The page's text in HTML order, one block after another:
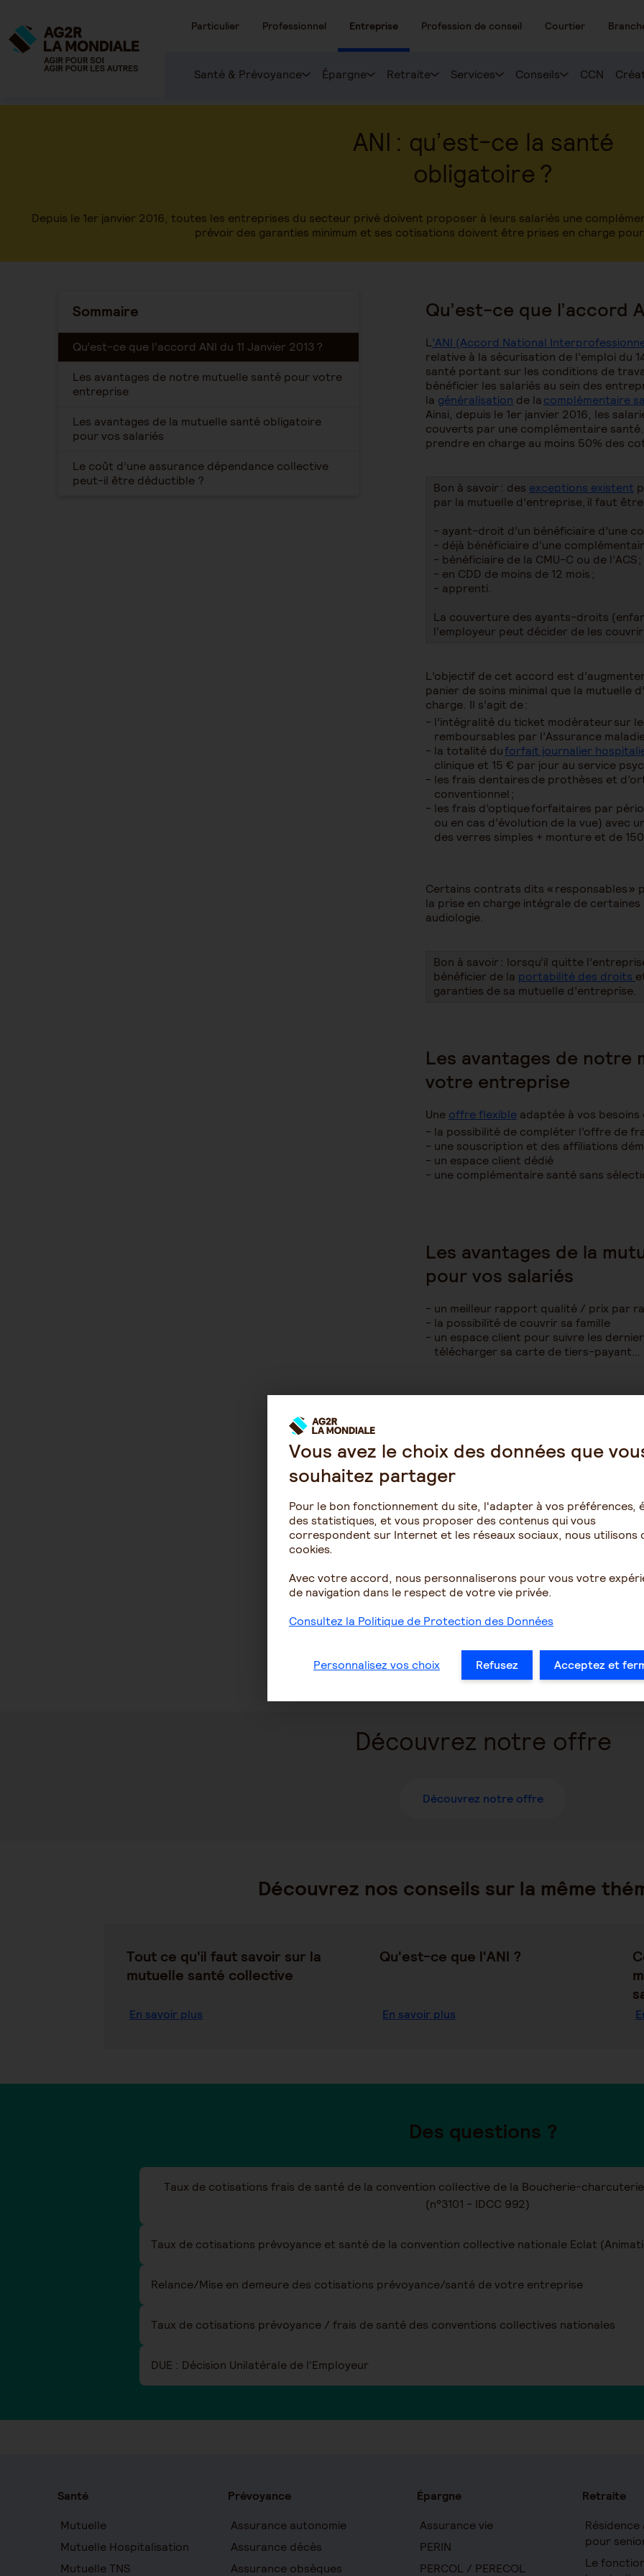
Particulier Professionnel Entreprise Profession de conseil Courtier
Santé & Prévoyance Épargne Retraite Services Conseils CCN
ANI : qu’est-ce la santé
obligatoire ?
Depuis le 1er janvier 2016, toutes les entreprises du secteur privé doivent proposer à leurs salariés une
prévoir des garanties minimum et ses cotisations doivent être prises en charge
Sommaire
Qu’est-ce que l’accord ANI du 11 Janvier 2013 ?
Les avantages de notre mutuelle santé pour votre
entreprise
Les avantages de la mutuelle santé obligatoire
pour vos salariés
Le coût d’une assurance dépendance collective
peut-il être déductible ?
Qu’est-ce que l’accord
L’ANI (Accord National
relative à la sécurisation de l’emploi du
santé portant sur les conditions de
bénéficier les salariés au sein des
la généralisation de lacomplémentaire
Ainsi, depuis le 1er janvier 2016, les
couverts par une complémentaire
prendre en charge au moins 50% des
Bon à savoir : des exceptions existent
par la mutuelle d’entreprise, il faut
- ayant-droit d’un bénéficiaire d’une
- déjà bénéficiaire d’une
- bénéficiaire de la CMU-C ou de l’ACS ;
- en CDD de moins de 12 mois ;
- apprenti.
La couverture des ayants-droits
l’employeur peut décider de les
L’objectif de cet accord est
panier de soins minimal que la
charge. Il s’agit de :
l’intégralité du ticket modérateur sur
remboursables par l’Assurance
la totalité duforfait journalier
clinique et 15 € par jour au service
les frais dentaires de prothèses et
conventionnel ;
les frais d’optique forfaitaires par
ou en cas d’évolution de la vue) avec
des verres simples + monture et de
Certains contrats dits « responsables »
la prise en charge intégrale de
audiologie.
Bon à savoir : lorsqu’il quitte
bénéficier de la portabilité des droits
garanties de sa mutuelle d’entreprise.
Les avantages de notre
votre entreprise
Une offre flexible adaptée à vos besoins
la possibilité de compléter l’offre de
une souscription et des affiliations
un espace client dédié
une complémentaire santé sans
Les avantages de la
pour vos salariés
un meilleur rapport qualité / prix par
la possibilité de couvrir sa famille
un espace client pour suivre les
télécharger sa carte de tiers-payant…
Le coût d’une
peut-il être déductible ?
En contrepartie de proposer à leurs
de participer à son financement,
sociaux:
les cotisations versées par
sont déductibles du bénéfice
les cotisations sont également
du Plafond annuel de la Sécurité
dans la limite de 12 % du PASS.
Découvrez notre offre
Découvrez notre offre
Découvrez notre offre
Découvrez nos conseils sur la même
Tout ce qu'il faut savoir sur la
mutuelle santé collective
En savoir plus
Qu'est-ce que l'ANI ?
En savoir plus
Des questions ?
Taux de cotisations frais de santé de la convention collective de la Boucherie-
(n°3101 - IDCC 992)
Relance/Mise en demeure des cotisations prévoyance/santé de votre entreprise
Taux de cotisations prévoyance / frais de santé des conventions collectives nationales
DUE : Décision Unilatérale de l'Employeur
Santé
Mutuelle
Mutuelle Hospitalisation
Mutuelle TNS
Prévoyance
Assurance autonomie
Assurance décès
Assurance obsèques
Épargne
Assurance vie
PERIN
PERCOL / PERECOL
Retraite
pour
Le
Vous avez le choix des données que
souhaitez partager
Pour le bon fonctionnement du site, l'adapter à vos préférences,
des statistiques, et vous proposer des contenus qui vous
correspondent sur Internet et les réseaux sociaux, nous utilisons
cookies.
Avec votre accord, nous personnaliserons pour vous votre
de navigation dans le respect de votre vie privée.
Consultez la Politique de Protection des Données
Personnalisez vos choix Refusez Acceptez et